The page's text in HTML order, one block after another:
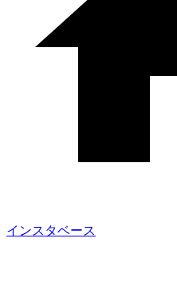
インスタベース